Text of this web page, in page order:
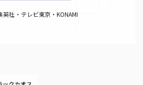
社・テレビ東京・KONAMI